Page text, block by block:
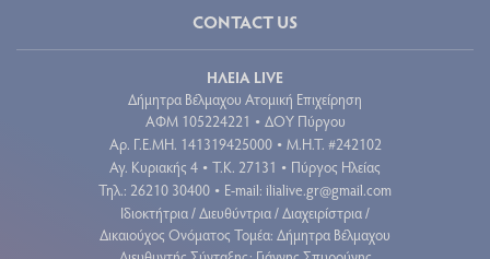
CONTACT US
ΗΛΕΙΑ LIVE
Δήμητρα Βέλμαχου Ατομική Επιχείρηση
ΑΦΜ 105224221 • ΔΟΥ Πύργου
Aρ. Γ.Ε.ΜΗ. 141319425000 • Μ.Η.Τ. #242102
Αγ. Κυριακής 4 • Τ.Κ. 27131 • Πύργος Ηλείας
Τηλ.: 26210 30400 • E-mail: ilialive.gr@gmail.com
Ιδιοκτήτρια / Διευθύντρια / Διαχειρίστρια /
Δικαιούχος Ονόματος Τομέα: Δήμητρα Βέλμαχου